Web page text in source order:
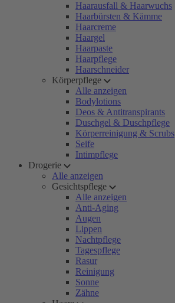
Haarausfall & Haarwuchs
Haarbürsten & Kämme
Haarcreme
Haargel
Haarpaste
Haarpflege
Haarschneider
Körperpflege
Alle anzeigen
Bodylotions
Deos & Antitranspirants
Duschgel & Duschpflege
Körperreinigung & Scrubs
Seife
Intimpflege
Drogerie
Alle anzeigen
Gesichtspflege
Alle anzeigen
Anti-Aging
Augen
Lippen
Nachtpflege
Tagespflege
Rasur
Reinigung
Sonne
Zähne